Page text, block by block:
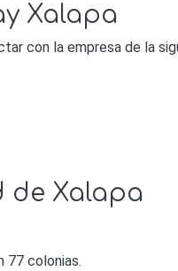
Xalapa
con la empresa de la
de Xalapa
77 colonias.